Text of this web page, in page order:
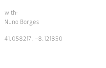
with:
Nuno Borges
41.058217, -8.121850